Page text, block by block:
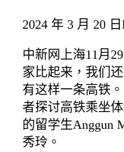
2024 年 3 月 20 日
中新网上海11月
家比起来，我们
有这样一条高铁
者探讨高铁乘坐
的留学生Anggun
秀玲。